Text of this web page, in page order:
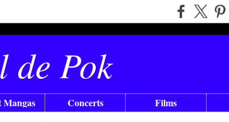
de Pok
Mangas Concerts Films